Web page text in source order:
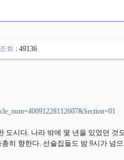
조회 : 49136
도시다. 나라 밖에 몇 년을 있었던
히 향한다. 선술집들도 밤 9시가 넘